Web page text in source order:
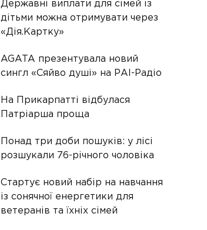
Державні виплати для сімей із
дітьми можна отримувати через
«Дія.Картку»
AGATA презентувала новий
сингл «Сяйво душі» на РАІ-Радіо
На Прикарпатті відбулася
Патріарша проща
Понад три доби пошуків: у лісі
розшукали 76-річного чоловіка
Стартує новий набір на навчання
із сонячної енергетики для
ветеранів та їхніх сімей